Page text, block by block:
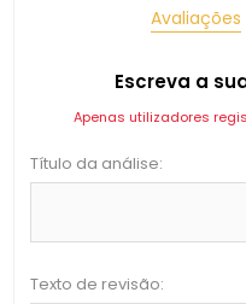
Avaliações
Escreva a
Apenas utilizadores
Título da análise:
Texto de revisão: